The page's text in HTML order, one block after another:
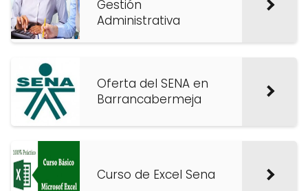
Gestión
Administrativa
Oferta del SENA en
Barrancabermeja
Curso de Excel Sena